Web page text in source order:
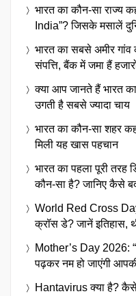
भारत का कौन-सा राज्य
India”? जिसके मसालें
भारत का सबसे अमीर गांव
संपत्ति, बैंक में जमा हैं
क्या आप जानते हैं भारत
उगती है सबसे ज्यादा चाय
भारत का कौन-सा शहर
मिली यह खास पहचान
भारत का पहला पूरी तरह
कौन-सा है? जानिए कैसे
World Red Cross
क्रॉस डे? जानें इतिहास,
Mother’s Day 2026:
पढ़कर नम हो जाएंगी
Hantavirus क्या है?